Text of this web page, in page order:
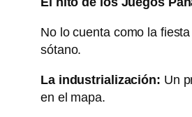
No lo cuenta como la
sótano.
La industrialización: Un
en el mapa.